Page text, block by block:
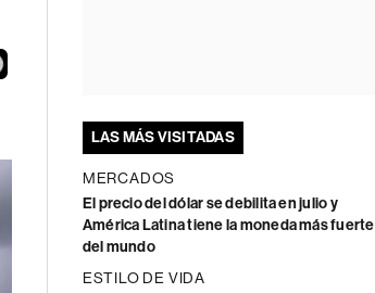
LAS MÁS VISITADAS
MERCADOS
El precio del dólar se debilita en julio y
América Latina tiene la moneda más fuerte
del mundo
ESTILO DE VIDA